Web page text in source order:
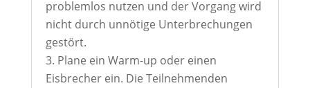
problemlos nutzen und der Vorgang wird
nicht durch unnötige Unterbrechungen
gestört.
Plane ein Warm-up oder einen
Eisbrecher ein. Die Teilnehmenden